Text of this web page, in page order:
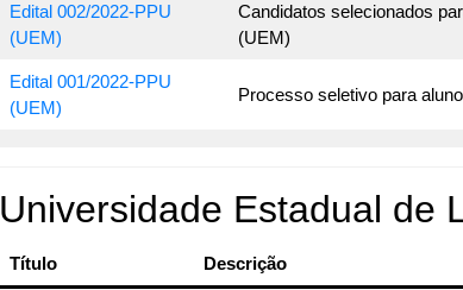
Edital 002/2022-PPU
(UEM)
Candidatos selecionados
(UEM)
Edital 001/2022-PPU
(UEM)
Processo seletivo para
Universidade Estadual de
Título Descrição